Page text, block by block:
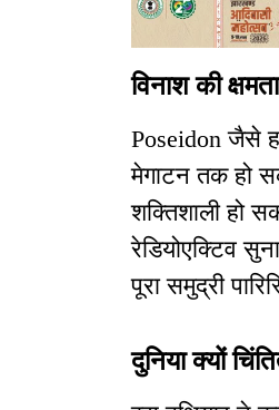
विनाश की क्षमता
Poseidon जैसे
मेगाटन तक हो
शक्तिशाली हो
रेडियोएक्टिव
पूरा समुद्री
दुनिया क्यों